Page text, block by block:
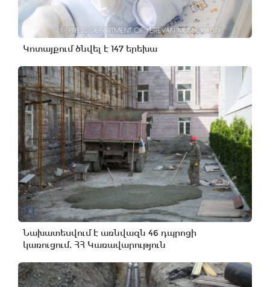
Կոտայքում ծնվել է 147 երեխա
Նախատեսվում է առնվազն 46 դպրոցի
կառուցում. ՀՀ Կառավարություն